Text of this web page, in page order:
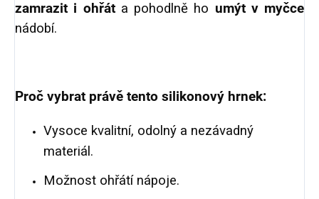
zamrazit i ohřáta pohodlně ho umýt v myčce
nádobí.
Proč vybrat právě tento silikonový hrnek:
Vysoce kvalitní, odolný a nezávadný
materiál.
Možnost ohřátí nápoje.